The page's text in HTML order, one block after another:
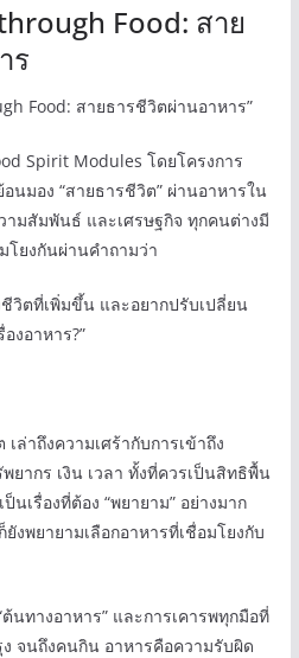
Food: สาย
ร
Food: สายธารชีวิตผ่านอาหาร”
Spirit Modules โดยโครงการ
นมอง “สายธารชีวิต” ผ่านอาหารใน
มสัมพันธ์ และเศรษฐกิจ ทุกคนต่างมี
โยงกันผ่านคำถามว่า
ชีวิตที่เพิ่มขึ้น และอยากปรับเปลี่ยน
งอาหาร?”
ล่าถึงความเศร้ากับการเข้าถึง
ยากร เงิน เวลา ทั้งที่ควรเป็นสิทธิพื้น
นเรื่องที่ต้อง “พยายาม” อย่างมาก
งพยายามเลือกอาหารที่เชื่อมโยงกับ
นทางอาหาร” และการเคารพทุกมือที่
ง จนถึงคนกิน อาหารคือความรับผิด